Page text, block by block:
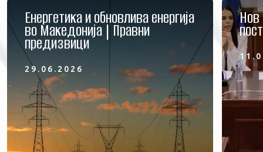
Енергетика и обновлива енергија
во Македонија | Правни
предизвици
29.06.2026
Нов